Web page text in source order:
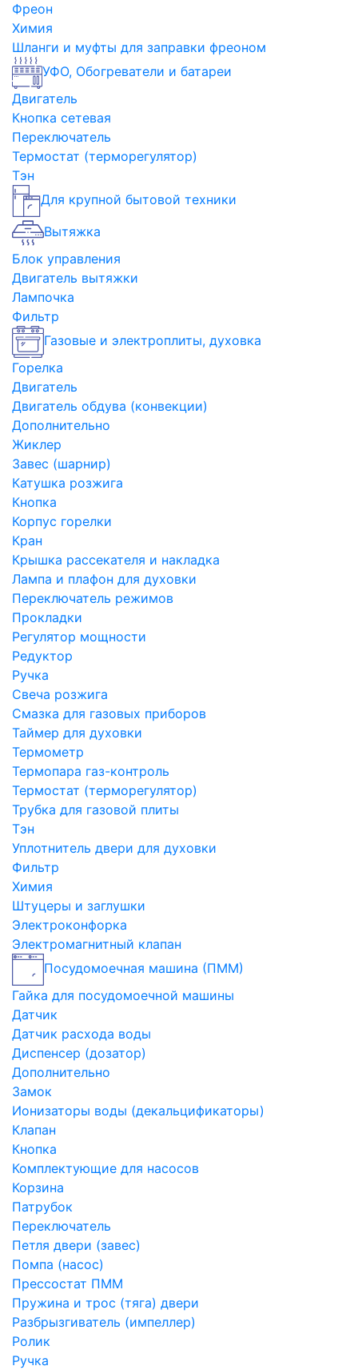
Фреон
Химия
Шланги и муфты для заправки фреоном
УФО, Обогреватели и батареи
Двигатель
Кнопка сетевая
Переключатель
Термостат (терморегулятор)
Тэн
Для крупной бытовой техники
Вытяжка
Блок управления
Двигатель вытяжки
Лампочка
Фильтр
Газовые и электроплиты, духовка
Горелка
Двигатель
Двигатель обдува (конвекции)
Дополнительно
Жиклер
Завес (шарнир)
Катушка розжига
Кнопка
Корпус горелки
Кран
Крышка рассекателя и накладка
Лампа и плафон для духовки
Переключатель режимов
Прокладки
Регулятор мощности
Редуктор
Ручка
Свеча розжига
Смазка для газовых приборов
Таймер для духовки
Термометр
Термопара газ-контроль
Термостат (терморегулятор)
Трубка для газовой плиты
Тэн
Уплотнитель двери для духовки
Фильтр
Химия
Штуцеры и заглушки
Электроконфорка
Электромагнитный клапан
Посудомоечная машина (ПММ)
Гайка для посудомоечной машины
Датчик
Датчик расхода воды
Диспенсер (дозатор)
Дополнительно
Замок
Ионизаторы воды (декальцификаторы)
Клапан
Кнопка
Комплектующие для насосов
Корзина
Патрубок
Переключатель
Петля двери (завес)
Помпа (насос)
Преcсостат ПММ
Пружина и трос (тяга) двери
Разбрызгиватель (импеллер)
Ролик
Ручка